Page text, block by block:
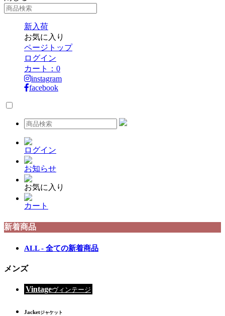
新入荷
お気に入り
ページトップ
ログイン
カート： 0
instagram
facebook
ログイン
お知らせ
お気に入り
カート
新着商品
ALL - 全ての新着商品
メンズ
Vintageヴィンテージ
Jacketジャケット